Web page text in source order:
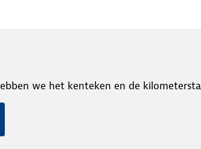
we het kenteken en de